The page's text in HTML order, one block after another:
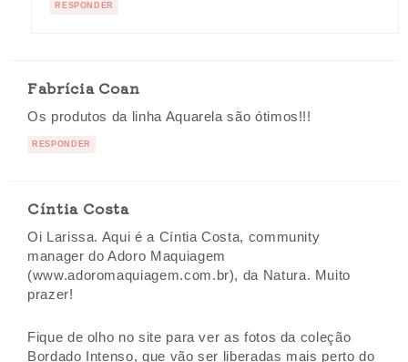
RESPONDER
Fabrícia Coan
Os produtos da linha Aquarela são ótimos!!!
RESPONDER
Cíntia Costa
Oi Larissa. Aqui é a Cíntia Costa, community
manager do Adoro Maquiagem
(www.adoromaquiagem.com.br), da Natura. Muito
prazer!
Fique de olho no site para ver as fotos da coleção
Bordado Intenso, que vão ser liberadas mais perto do